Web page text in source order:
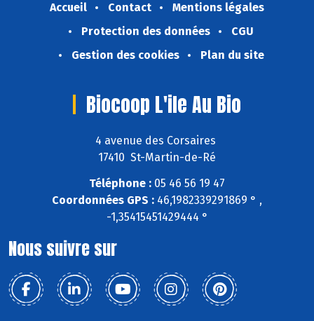
Accueil Contact
Mentions légales
Protection des données
CGU
Gestion des cookies
Plan du site
Biocoop L'ile Au Bio
4 avenue des Corsaires
17410 St-Martin-de-Ré
Téléphone : 05 46 56 19 47
Coordonnées GPS : 46,1982339291869 ° ,
-1,35415451429444 °
Nous suivre sur